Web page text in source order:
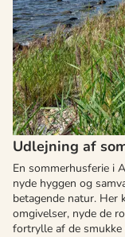
Udlejning af
En sommerhusferie i
nyde hyggen og
betagende natur. Her
omgivelser, nyde de
fortrylle af de smukke